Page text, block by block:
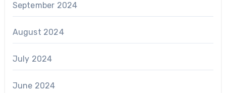
September 2024
August 2024
July 2024
June 2024